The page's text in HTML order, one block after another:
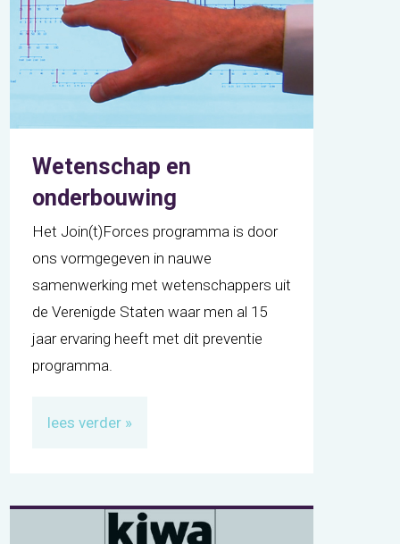
Wetenschap en
onderbouwing
Het Join(t)Forces programma is door
ons vormgegeven in nauwe
samenwerking met wetenschappers uit
de Verenigde Staten waar men al 15
jaar ervaring heeft met dit preventie
programma.
lees verder »